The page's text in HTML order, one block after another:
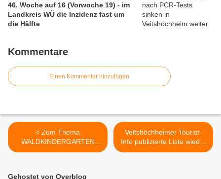
46. Woche auf 16 (Vorwoche 19) - im
Landkreis WÜ die Inzidenz fast um
die Hälfte
Kommentare
Einen Kommentar hinzufügen
< Zum Thema
WALDKINDERGARTEN
laden Veitshöchheimer
Veitshöchheimer Tourist-
Info publizierte Liste wieder
im Ort geöffneter Kultur-
Gehostet von Overblog